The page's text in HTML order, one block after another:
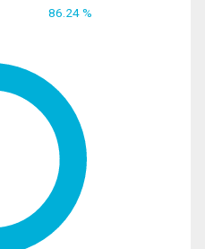
86.24 %